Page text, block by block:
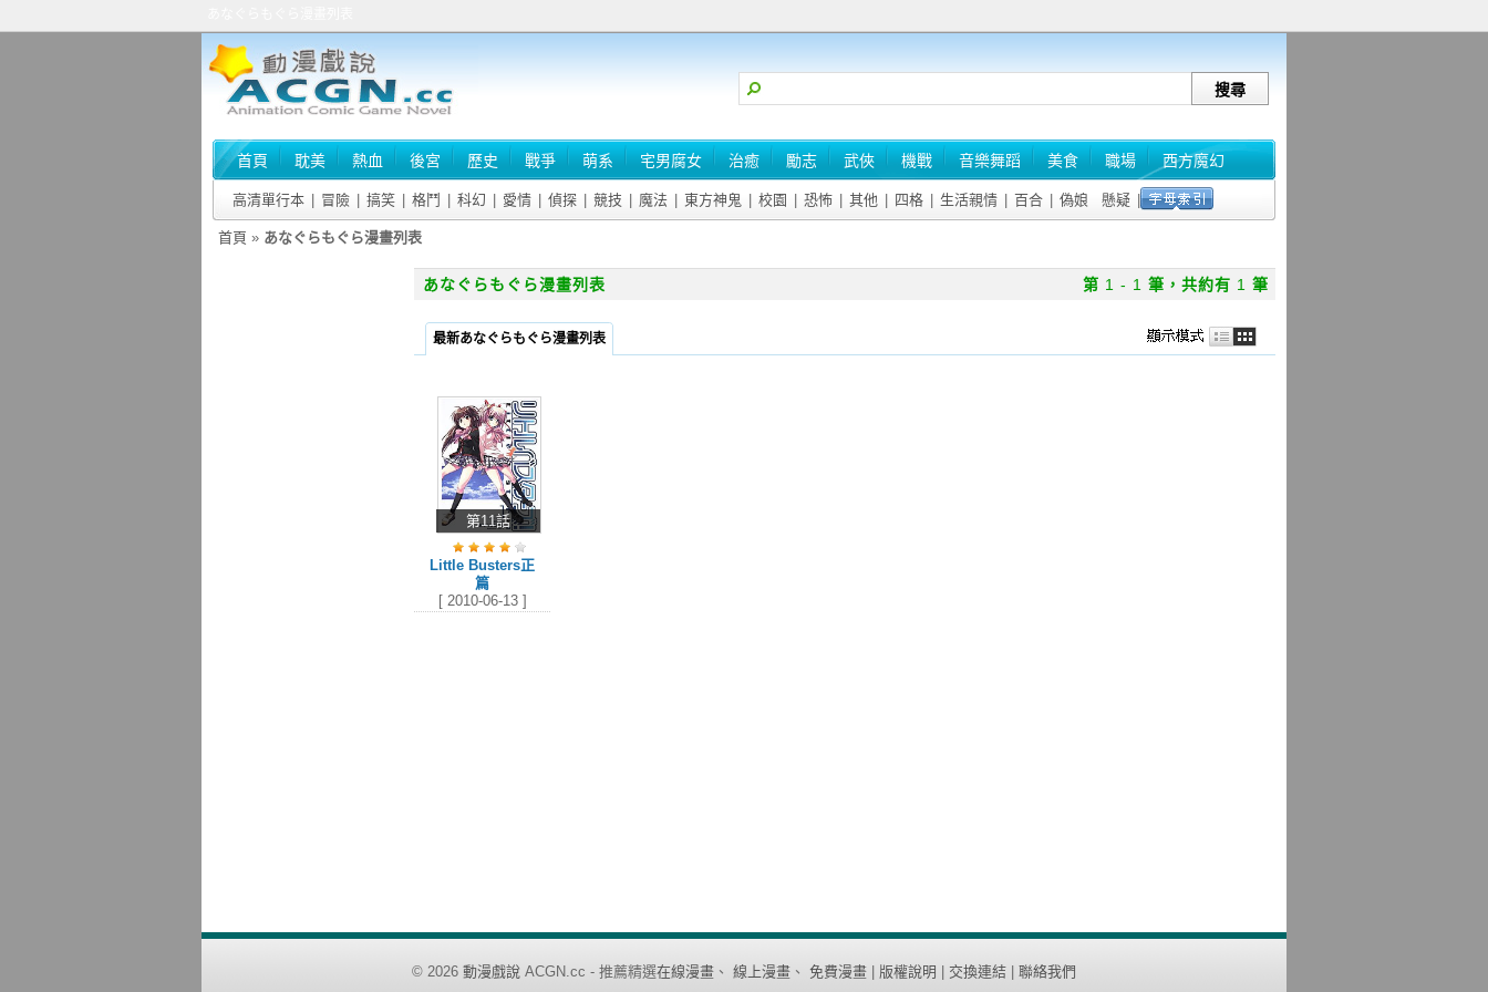
首頁 耽美 熱血 後宮 歷史 戰爭 萌系 宅男腐女 治癒 勵志 武俠 機戰 音樂舞蹈 美食 職場 西方魔幻
高清單行本 冒險 搞笑 格鬥 科幻 愛情 偵探 競技 魔法 東方神鬼 校園 恐怖 其他 四格 生活親情 百合 偽娘 懸疑
首頁 » あなぐらもぐら漫畫列表
あなぐらもぐら漫畫列表 第 1 - 1 筆，共約有 1 筆
最新あなぐらもぐら漫畫列表
第11話
Little Busters正
篇
[ 2010-06-13 ]
© 2026 動漫戲說 ACGN.cc - 推薦精選在線漫畫 、 線上漫畫 、 免費漫畫 版權說明 交換連結 聯絡我們